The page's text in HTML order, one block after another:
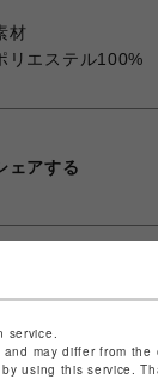
材
リエステル100%
ェアする
may differ from
using this service.